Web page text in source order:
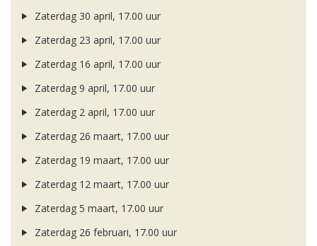
Zaterdag 30 april, 17.00 uur
Zaterdag 23 april, 17.00 uur
Zaterdag 16 april, 17.00 uur
Zaterdag 9 april, 17.00 uur
Zaterdag 2 april, 17.00 uur
Zaterdag 26 maart, 17.00 uur
Zaterdag 19 maart, 17.00 uur
Zaterdag 12 maart, 17.00 uur
Zaterdag 5 maart, 17.00 uur
Zaterdag 26 februari, 17.00 uur